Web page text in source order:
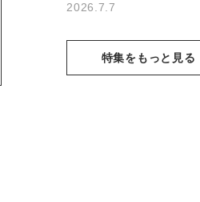
2026.7.7
特集をもっと見る